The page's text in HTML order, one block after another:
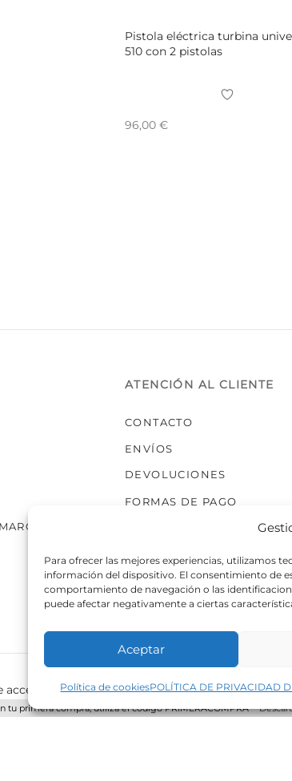
Para ofrecer las mejores experiencias, utilizamos
información del dispositivo. El consentimiento de
comportamiento de navegación o las
puede afectar negativamente a ciertas
Aceptar
Política de cookiesPOLÍTICA DE PRIVACIDAD
tu primera compra, utiliza el código PRIMERACOMPRA
Pistola eléctrica turbina
510 con 2 pistolas
96,00 €
ATENCIÓN AL CLIENTE
CONTACTO
ENVÍOS
DEVOLUCIONES
FORMAS DE PAGO
accesibilidad Política de cookies Política de